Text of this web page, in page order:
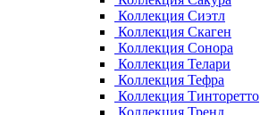
Коллекция Сиэтл
Коллекция Скаген
Коллекция Сонора
Коллекция Телари
Коллекция Тефра
Коллекция Тинторетто
Коллекция Тренд